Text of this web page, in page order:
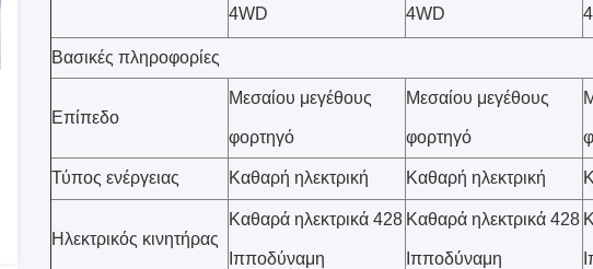
4WD 4WD
Βασικές πληροφορίες
Επίπεδο
Μεσαίου μεγέθους
φορτηγό
Μεσαίου μεγέθους
φορτηγό
Τύπος ενέργειας Καθαρή ηλεκτρική Καθαρή ηλεκτρική
Ηλεκτρικός κινητήρας
Καθαρά ηλεκτρικά 428
Ιπποδύναμη
Καθαρά ηλεκτρικά 428
Ιπποδύναμη